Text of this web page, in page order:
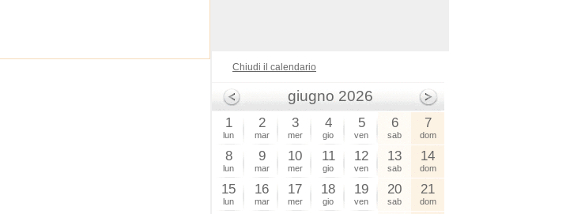
Chiudi il calendario
giugno 2026
1
lun
2
mar
3
mer
4
gio
5
ven
6
sab
7
dom
8
lun
9
mar
10
mer
11
gio
12
ven
13
sab
14
dom
15
lun
16
mar
17
mer
18
gio
19
ven
20
sab
21
dom